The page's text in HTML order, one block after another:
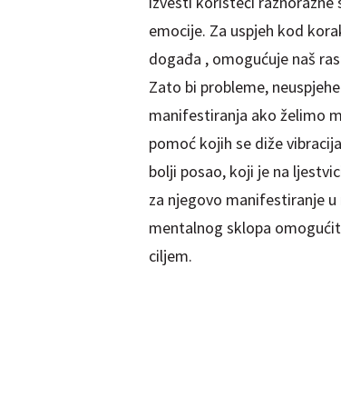
emocije. Za uspjeh kod
događa , omogućuje naš
Zato bi probleme,
manifestiranja ako želimo
pomoć kojih se diže
bolji posao, koji je na
za njegovo manifestiranje
mentalnog sklopa
ciljem.